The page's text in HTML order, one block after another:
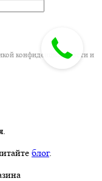
конфиденциальности и
блог.